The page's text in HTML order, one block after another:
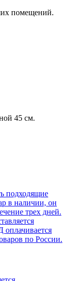
помещений.
45 см.
подходящие
в наличии, он
трех дней.
по России.